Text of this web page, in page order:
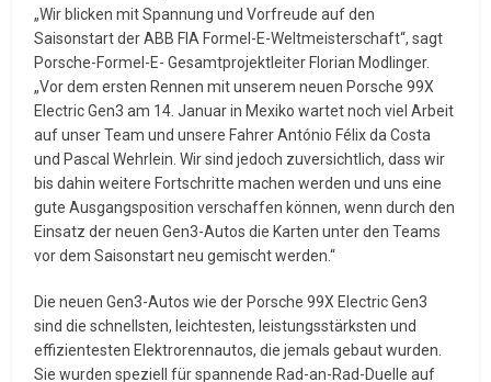
„Wir blicken mit Spannung und Vorfreude auf den
Saisonstart der ABB FIA Formel-E-Weltmeisterschaft“, sagt
Porsche-Formel-E- Gesamtprojektleiter Florian Modlinger.
„Vor dem ersten Rennen mit unserem neuen Porsche 99X
Electric Gen3 am 14. Januar in Mexiko wartet noch viel Arbeit
auf unser Team und unsere Fahrer António Félix da Costa
und Pascal Wehrlein. Wir sind jedoch zuversichtlich, dass wir
bis dahin weitere Fortschritte machen werden und uns eine
gute Ausgangsposition verschaffen können, wenn durch den
Einsatz der neuen Gen3-Autos die Karten unter den Teams
vor dem Saisonstart neu gemischt werden.“
Die neuen Gen3-Autos wie der Porsche 99X Electric Gen3
sind die schnellsten, leichtesten, leistungsstärksten und
effizientesten Elektrorennautos, die jemals gebaut wurden.
Sie wurden speziell für spannende Rad-an-Rad-Duelle auf